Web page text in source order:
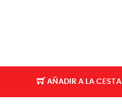
AÑADIR A LA CESTA